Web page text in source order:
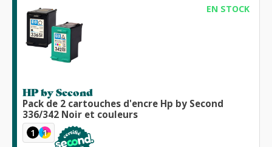
EN STOCK
HP by Second
Pack de 2 cartouches d'encre Hp by Second
336/342 Noir et couleurs
1 1